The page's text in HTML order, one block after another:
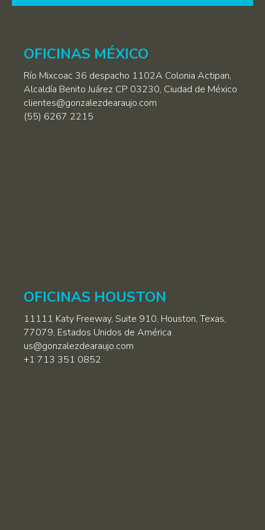
vacío.
OFICINAS MÉXICO
Río Mixcoac 36 despacho 1102A Colonia Actipan,
Alcaldía Benito Juárez CP 03230, Ciudad de México
clientes@gonzalezdearaujo.com
(55) 6267 2215
OFICINAS HOUSTON
11111 Katy Freeway, Suite 910, Houston, Texas,
77079, Estados Unidos de América
us@gonzalezdearaujo.com
+1 713 351 0852